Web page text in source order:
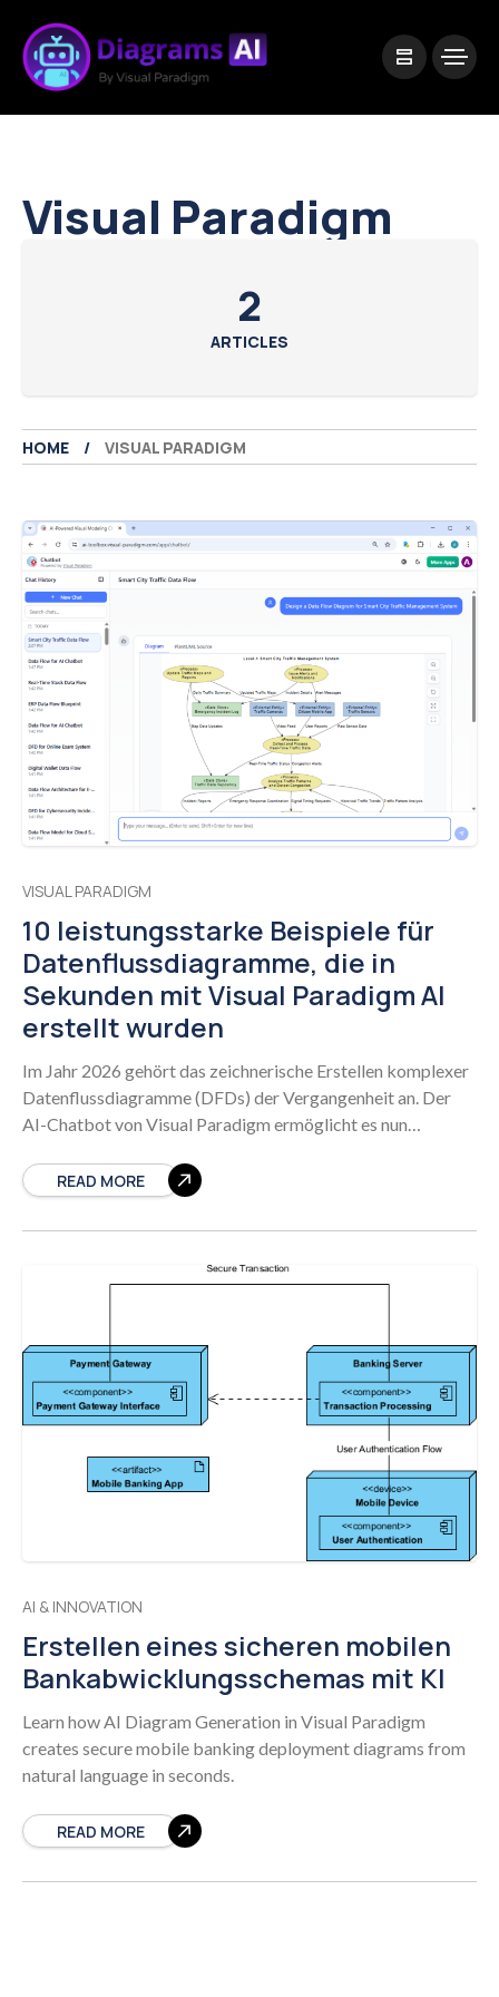
Visual Paradigm
2
ARTICLES
HOME VISUAL PARADIGM
VISUAL PARADIGM
10 leistungsstarke Beispiele für
Datenflussdiagramme, die in
Sekunden mit Visual Paradigm AI
erstellt wurden
Im Jahr 2026 gehört das zeichnerische Erstellen komplexer
Datenflussdiagramme (DFDs) der Vergangenheit an. Der
AI-Chatbot von Visual Paradigm ermöglicht es nun
Studierenden, saubere, standardskonforme DFDs in
READ MORE
AI & INNOVATION
Erstellen eines sicheren mobilen
Bankabwicklungsschemas mit KI
Learn how AI Diagram Generation in Visual Paradigm
creates secure mobile banking deployment diagrams from
natural language in seconds.
READ MORE